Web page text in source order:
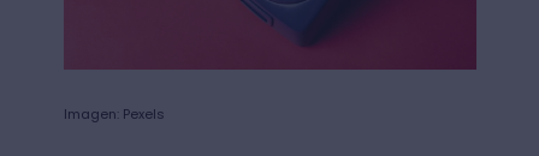
Imagen: Pexels